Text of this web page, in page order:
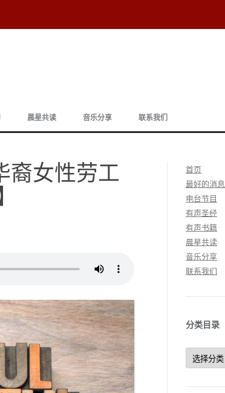
至
文
晨星共读 音乐分享 联系我们
裔女性劳工
首页
最好的消息
电台节目
有声圣经
有声书籍
晨星共读
音乐分享
联系我们
分类目录
分
类
目